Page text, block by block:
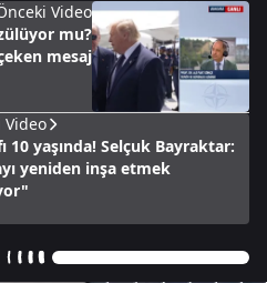
Video
mu?
mesaj
Video
10 yaşında! Selçuk Bayraktar:
yeniden inşa etmek